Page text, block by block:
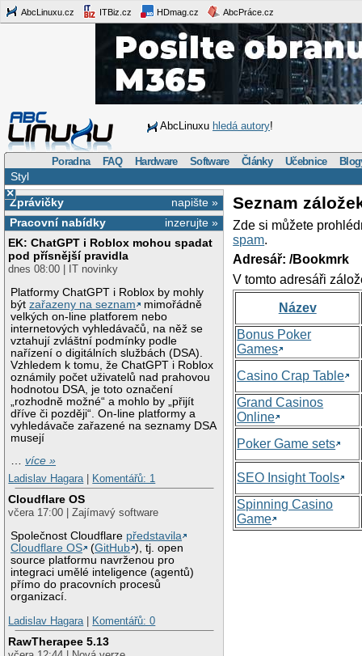
AbcLinuxu.cz ITBiz.cz HDmag.cz AbcPráce.cz
AbcLinuxu hledá autory!
Poradna FAQ Hardware Software Články Učebnice
Styl
×
napište »
Zprávičky
inzerujte »
Pracovní nabídky
EK: ChatGPT i Roblox mohou spadat
pod přísnější pravidla
dnes 08:00 | IT novinky
Platformy ChatGPT i Roblox by mohly
býtzařazeny na seznam
mimořádně
velkých on-line platforem nebo
internetových vyhledávačů, na něž se
vztahují zvláštní podmínky podle
nařízení o digitálních službách (DSA).
Vzhledem k tomu, že ChatGPT i Roblox
oznámily počet uživatelů nad prahovou
hodnotou DSA, je toto označení
„rozhodně možné“ a mohlo by „přijít
dříve či později“. On-line platformy a
vyhledávače zařazené na seznamy DSA
musejí
…více »
Ladislav Hagara
Komentářů: 1
Cloudflare OS
včera 17:00 | Zajímavý software
Společnost Cloudflare představila
Cloudflare OS
(GitHub ), tj. open
source platformu navrženou pro
integraci umělé inteligence (agentů)
přímo do pracovních procesů
organizací.
Ladislav Hagara
Komentářů: 0
RawTherapee 5.13
Seznam
Zde si můžete
spam.
Adresář: /Bookmrk
V tomto adresáři
Název
Bonus Poker
Games
Casino Crap Table
Grand Casinos
Online
Poker Game sets
SEO Insight Tools
Spinning Casino
Game